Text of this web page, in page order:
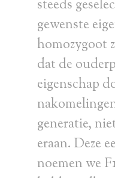
steeds
gewenste
homozygoot
dat de
eigenschap
generatie,
eraan. Deze
noemen we